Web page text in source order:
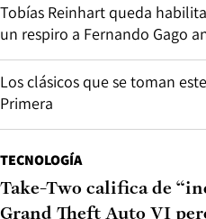
Tobías Reinhart queda
un respiro a Fernando Gago
Los clásicos que se toman
Primera
TECNOLOGÍA
Take-Two califica de
Grand Theft Auto VI